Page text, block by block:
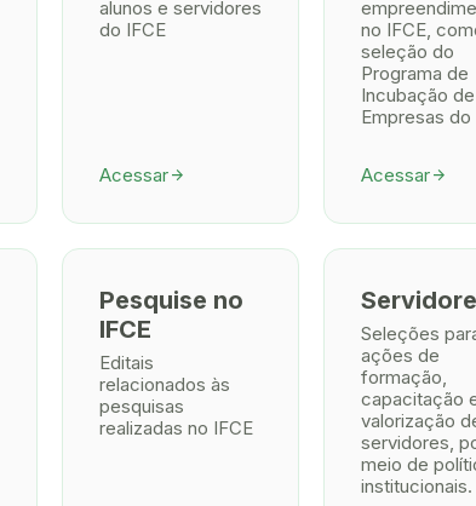
alunos e servidores
do IFCE
Acessararrow_forward
no IFCE,
seleção do
Programa de
Incubação de
Empresas do
Acessararrow_forward
Pesquise no
IFCE
Editais
relacionados às
pesquisas
realizadas no IFCE
Seleções
ações de
formação,
capacitação
valorização
servidores,
meio de
institucionais.